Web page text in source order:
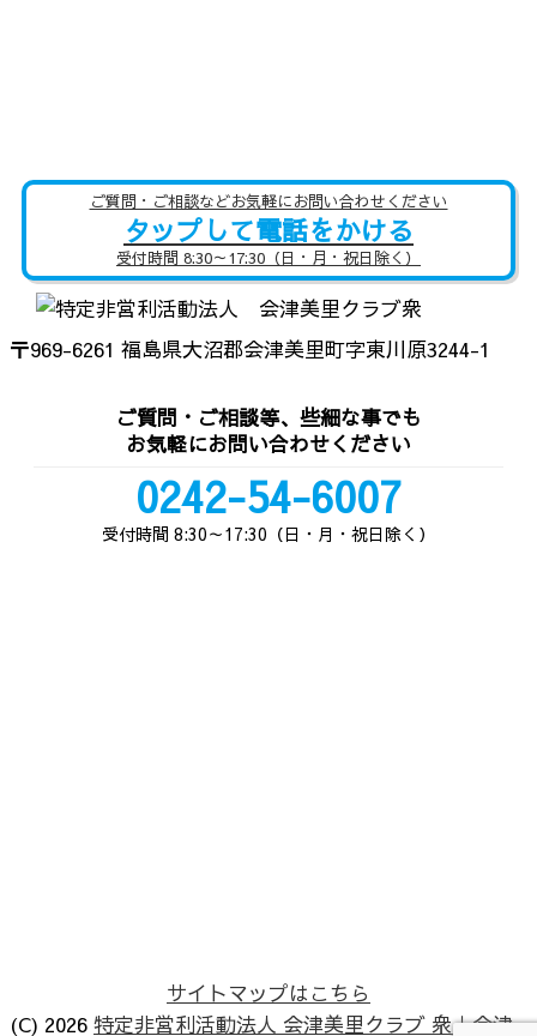
ご質問・ご相談などお気軽にお問い合わせください
タップして電話をかける
受付時間 8:30～17:30（日・月・祝日除く）
〒969-6261 福島県大沼郡会津美里町字東川原3244-1
ご質問・ご相談等、些細な事でも
お気軽にお問い合わせください
0242-54-6007
受付時間 8:30～17:30（日・月・祝日除く）
サイトマップはこちら
(C) 2026 特定非営利活動法人 会津美里クラブ 衆｜会津